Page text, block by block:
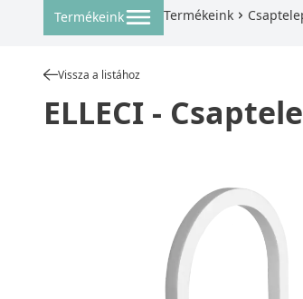
Termékeink Termékeink
Vissza a listához
ELLECI -